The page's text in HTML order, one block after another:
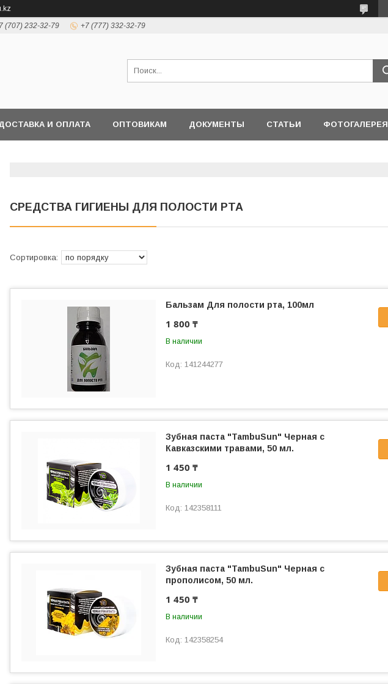
(707) 232-32-79 +7 (777) 332-32-79
И ОПЛАТА ОПТОВИКАМ ДОКУМЕНТЫ СТАТЬИ ФОТОГАЛЕРЕЯ
СРЕДСТВА ГИГИЕНЫ ДЛЯ ПОЛОСТИ РТА
Бальзам Для полости рта, 100мл
1 800 ₸
В наличии
141244277
Зубная паста "TambuSun" Черная с
Кавказскими травами, 50 мл.
1 450 ₸
В наличии
142358111
Зубная паста "TambuSun" Черная с
прополисом, 50 мл.
1 450 ₸
В наличии
142358254